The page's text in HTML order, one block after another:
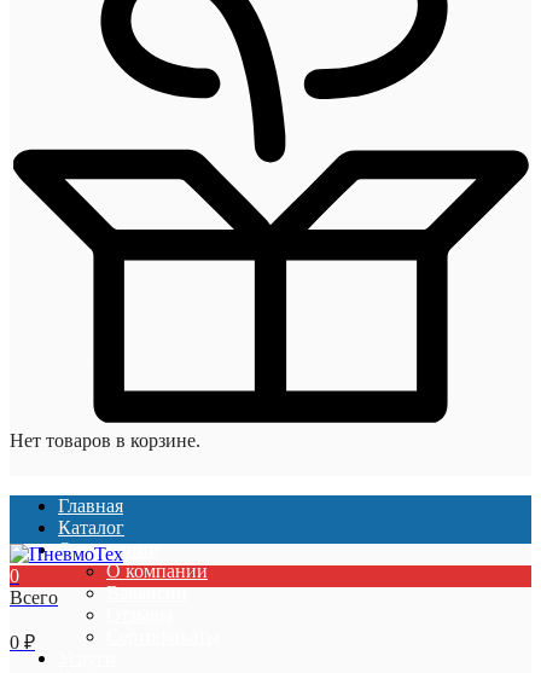
Нет товаров в корзине.
Главная
Каталог
О компании
О компании
Вакансии
0
Всего
0 ₽